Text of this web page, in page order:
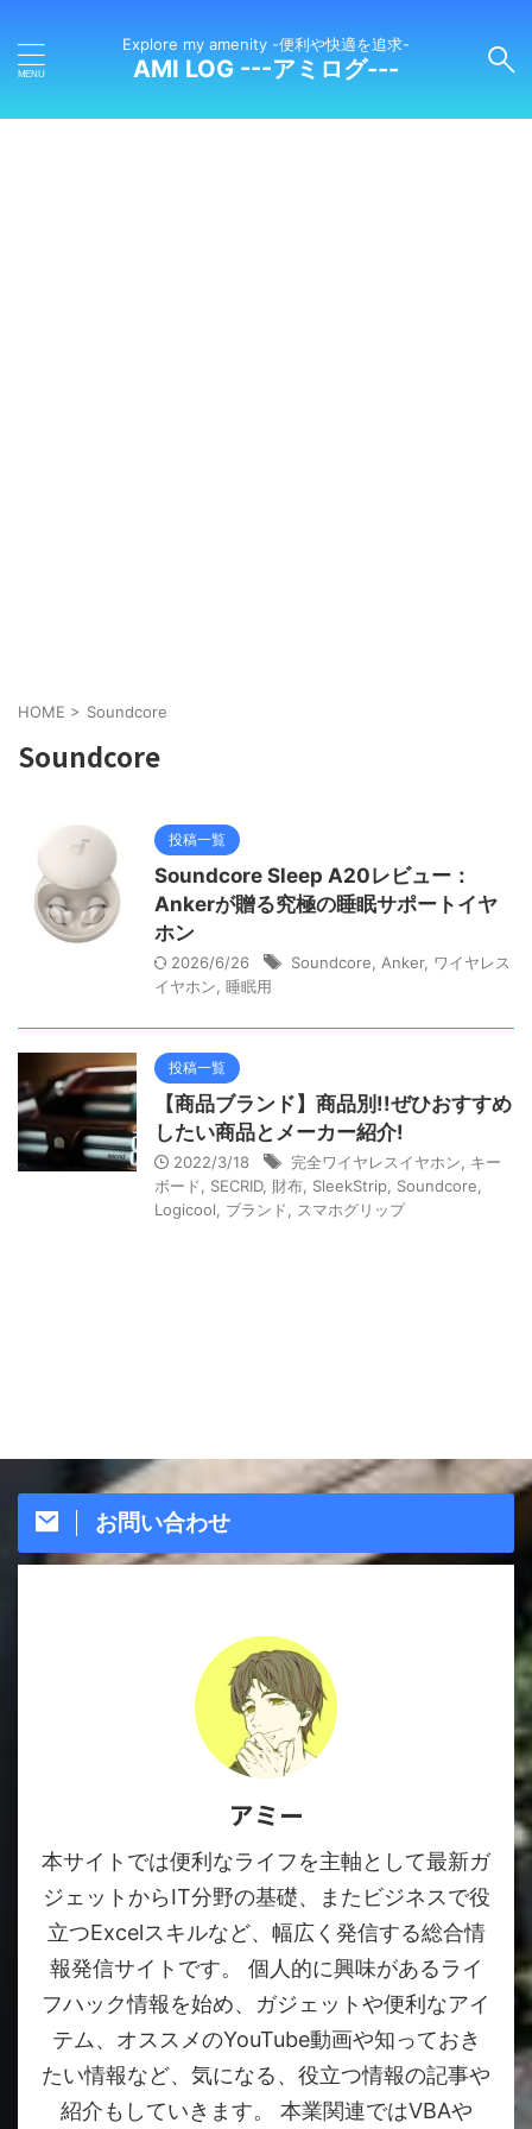
Explore my amenity -便利や快適を追求-
AMI LOG ---アミログ---
HOME > Soundcore
Soundcore
投稿一覧
Soundcore Sleep A20レビュー：
Ankerが贈る究極の睡眠サポートイヤ
ホン
2026/6/26 Soundcore Anker, ワイヤレス
イヤホン 睡眠用
投稿一覧
【商品ブランド】商品別!!ぜひおすすめ
したい商品とメーカー紹介!
2022/3/18 完全ワイヤレスイヤホン
キー
ボード
SECRID, 財布 SleekStrip Soundcore
Logicool
ブランド スマホグリップ
お問い合わせ
アミー
本サイトでは便利なライフを主軸として最新ガ
ジェットからIT分野の基礎、またビジネスで役
立つExcelスキルなど、幅広く発信する総合情
報発信サイトです。 個人的に興味があるライ
フハック情報を始め、ガジェットや便利なアイ
テム、オススメのYouTube動画や知っておき
たい情報など、気になる、役立つ情報の記事や
紹介もしていきます。 本業関連ではVBAや